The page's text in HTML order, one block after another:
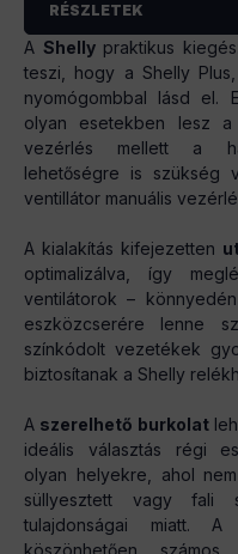
RÉSZLETEK
A Shelly praktikus
teszi, hogy a Shelly
nyomógombbal lásd el.
olyan esetekben lesz
vezérlés mellett a
lehetőségre is szükség
ventillátor manuális
A kialakítás kifejezetten
optimalizálva, így
ventilátorok –
eszközcserére lenne
színkódolt vezetékek
biztosítanak a Shelly
A szerelhető burkolat
ideális választás régi
olyan helyekre, ahol
süllyesztett vagy fali
tulajdonságai miatt. A